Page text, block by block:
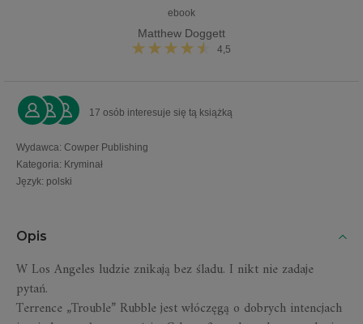
ebook
Matthew Doggett
4,5
17 osób interesuje się tą książką
Wydawca: Cowper Publishing
Kategoria: Kryminał
Język: polski
Opis
W Los Angeles ludzie znikają bez śladu. I nikt nie zadaje
pytań.
Terrence „Trouble” Rubble jest włóczęgą o dobrych intencjach